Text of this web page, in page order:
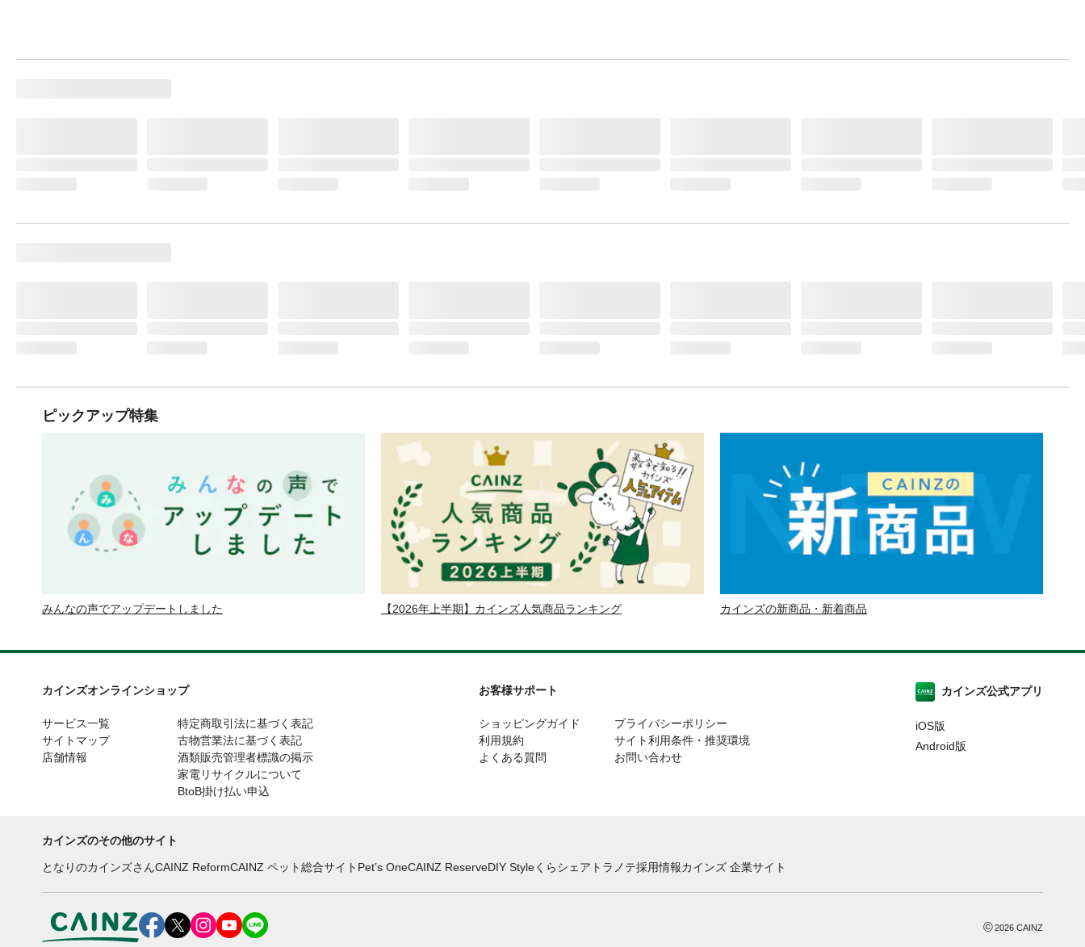
ピックアップ特集
みんなの声でアップデートしました 【2026年上半期】カインズ人気商品ランキング カインズの新商品・新着商品
カインズオンラインショップ
サービス一覧
サイトマップ
店舗情報
特定商取引法に基づく表記
古物営業法に基づく表記
酒類販売管理者標識の掲示
家電リサイクルについて
BtoB掛け払い申込
お客様サポート
ショッピングガイド
利用規約
よくある質問
プライバシーポリシー
サイト利用条件・推奨環境
お問い合わせ
カインズ公式アプリ
iOS版
Android版
カインズのその他のサイト
となりのカインズさんCAINZ ReformCAINZ ペット総合サイト Pet’s OneCAINZ ReserveDIY Styleくらシェア トラノテ採用情報カインズ 企業サイト
©2026 CAINZ